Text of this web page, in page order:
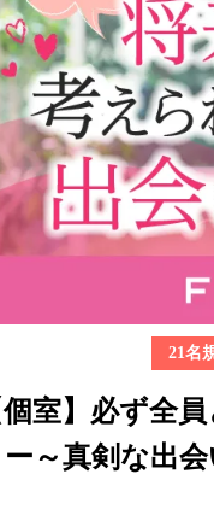
21名
個室】必ず全
ー～真剣な出会